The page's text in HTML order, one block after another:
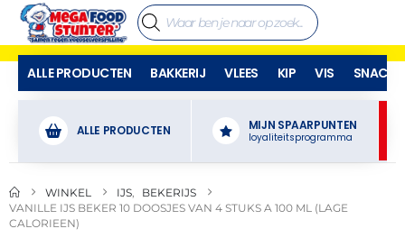
ALLE PRODUCTEN BAKKERIJ VLEES KIP VIS SNACKS
ALLE PRODUCTEN MIJN SPAARPUNTEN
loyaliteitsprogramma
WINKEL IJS
BEKERIJS
VANILLE IJS BEKER 10 DOOSJES VAN 4 STUKS A 100 ML (LAGE
CALORIEEN)